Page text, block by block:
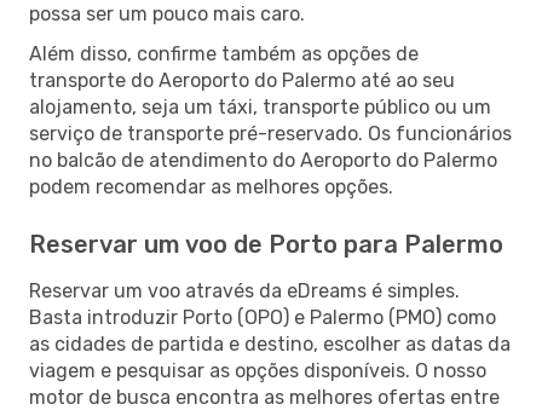
possa ser um pouco mais caro.
Além disso, confirme também as opções de
transporte do Aeroporto do Palermo até ao seu
alojamento, seja um táxi, transporte público ou um
serviço de transporte pré-reservado. Os funcionários
no balcão de atendimento do Aeroporto do Palermo
podem recomendar as melhores opções.
Reservar um voo de Porto para Palermo
Reservar um voo através da eDreams é simples.
Basta introduzir Porto (OPO) e Palermo (PMO) como
as cidades de partida e destino, escolher as datas da
viagem e pesquisar as opções disponíveis. O nosso
motor de busca encontra as melhores ofertas entre